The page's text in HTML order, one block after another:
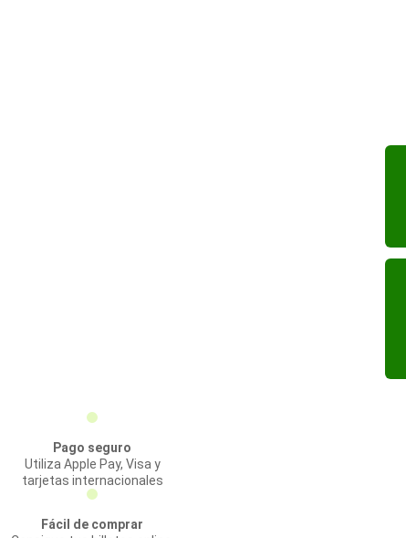
Pago seguro
Utiliza Apple Pay, Visa y
tarjetas internacionales
Fácil de comprar